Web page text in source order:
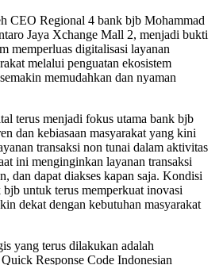
CEO Regional 4 bank bjb Mohammad
Jaya Xchange Mall 2, menjadi bukti
memperluas digitalisasi layanan
melalui penguatan ekosistem
memudahkan dan nyaman
terus menjadi fokus utama bank bjb
dan kebiasaan masyarakat yang kini
transaksi non tunai dalam aktivitas
ini menginginkan layanan transaksi
dan dapat diakses kapan saja. Kondisi
untuk terus memperkuat inovasi
dekat dengan kebutuhan masyarakat
yang terus dilakukan adalah
Response Code Indonesian